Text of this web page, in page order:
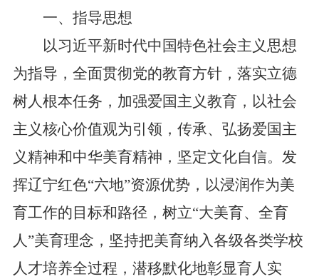
一、指导思想
以习近平新时代中国特色社会主义思想
为指导，全面贯彻党的教育方针，落实立德
树人根本任务，加强爱国主义教育，以社会
主义核心价值观为引领，传承、弘扬爱国主
义精神和中华美育精神，坚定文化自信。发
挥辽宁红色“六地”资源优势，以浸润作为美
育工作的目标和路径，树立“大美育、全育
人”美育理念，坚持把美育纳入各级各类学校
人才培养全过程，潜移默化地彰显育人实